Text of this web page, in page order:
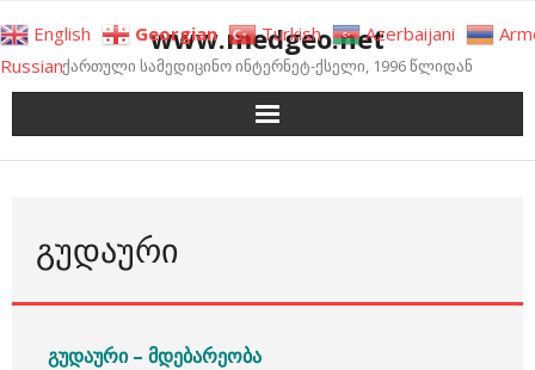
to
content
www.medgeo.net
ქართული სამედიცინო ინტერნეტ-ქსელი, 1996 წლიდან
ᲒᲣᲓᲐᲣᲠᲘ
გუდაური – მდებარეობა
English Georgian Turkish Azerbaijani
Russian